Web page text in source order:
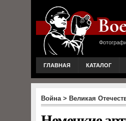
ГЛАВНАЯ КАТАЛОГ
Война> Великая